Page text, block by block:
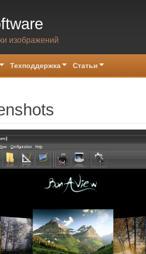
изображений
Техподдержка Статьи